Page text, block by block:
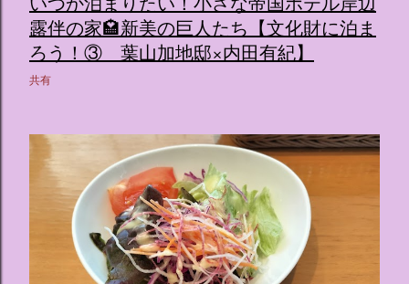
露伴の家🏩新美の巨人たち【文化財に泊ま
ろう！③ 葉山加地邸×内田有紀】
共有